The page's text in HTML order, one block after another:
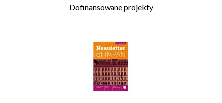
Dofinansowane projekty